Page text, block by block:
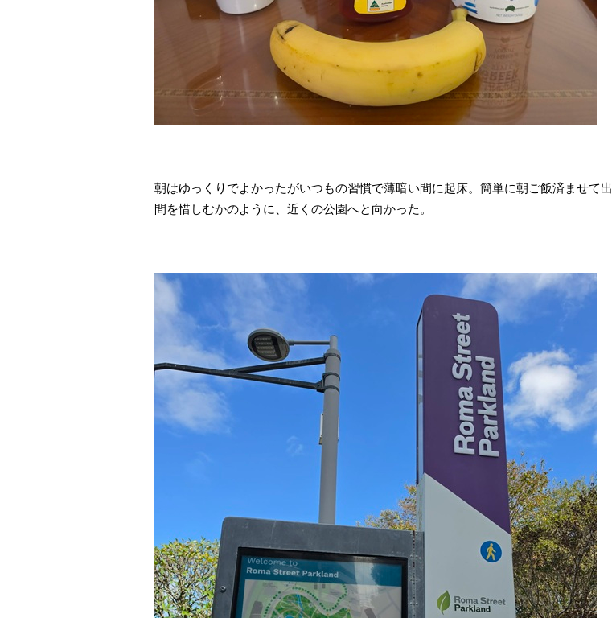
朝はゆっくりでよかったがいつもの習慣で薄暗い間に起床。簡単に朝ご飯済ませて
間を惜しむかのように、近くの公園へと向かった。